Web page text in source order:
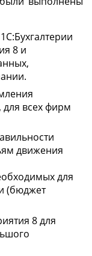
8 и
для всех фирм
движения
для
(бюджет
8 для